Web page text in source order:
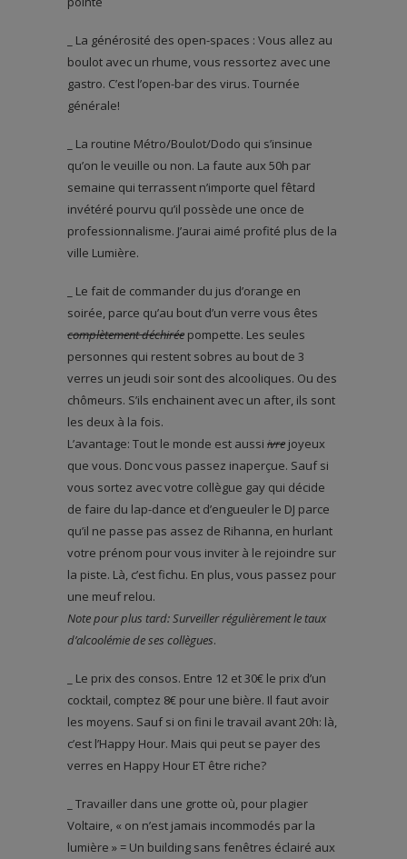
_ La générosité des open-spaces : Vous allez au
boulot avec un rhume, vous ressortez avec une
gastro. C’est l’open-bar des virus. Tournée
générale!
_ La routine Métro/Boulot/Dodo qui s’insinue
qu’on le veuille ou non. La faute aux 50h par
semaine qui terrassent n’importe quel fêtard
invétéré pourvu qu’il possède une once de
professionnalisme. J’aurai aimé profité plus de la
ville Lumière.
_ Le fait de commander du jus d’orange en
soirée, parce qu’au bout d’un verre vous êtes
complètement déchirée pompette. Les seules
personnes qui restent sobres au bout de 3
verres un jeudi soir sont des alcooliques. Ou des
chômeurs. S’ils enchainent avec un after, ils sont
les deux à la fois.
L’avantage: Tout le monde est aussi ivre joyeux
que vous. Donc vous passez inaperçue. Sauf si
vous sortez avec votre collègue gay qui décide
de faire du lap-dance et d’engueuler le DJ parce
qu’il ne passe pas assez de Rihanna, en hurlant
votre prénom pour vous inviter à le rejoindre sur
la piste. Là, c’est fichu. En plus, vous passez pour
une meuf relou.
Note pour plus tard: Surveiller régulièrement le taux
d’alcoolémie de ses collègues.
_ Le prix des consos. Entre 12 et 30€ le prix d’un
cocktail, comptez 8€ pour une bière. Il faut avoir
les moyens. Sauf si on fini le travail avant 20h: là,
c’est l’Happy Hour. Mais qui peut se payer des
verres en Happy Hour ET être riche?
_ Travailler dans une grotte où, pour plagier
Voltaire, « on n’est jamais incommodés par la
lumière » = Un building sans fenêtres éclairé aux